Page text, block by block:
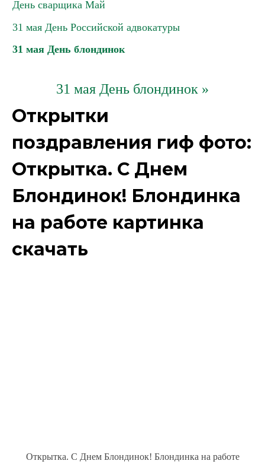
День сварщика Май
31 мая День Российской адвокатуры
31 мая День блондинок
31 мая День блондинок »
Открытки
поздравления гиф фото:
Открытка. С Днем
Блондинок! Блондинка
на работе картинка
скачать
Открытка. С Днем Блондинок! Блондинка на работе